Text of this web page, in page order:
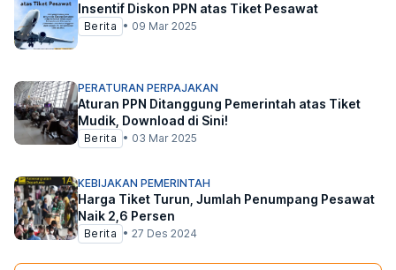
Insentif Diskon PPN atas Tiket Pesawat
Berita • 09 Mar 2025
PERATURAN PERPAJAKAN
Aturan PPN Ditanggung Pemerintah atas Tiket
Mudik, Download di Sini!
Berita • 03 Mar 2025
KEBIJAKAN PEMERINTAH
Harga Tiket Turun, Jumlah Penumpang Pesawat
Naik 2,6 Persen
Berita • 27 Des 2024